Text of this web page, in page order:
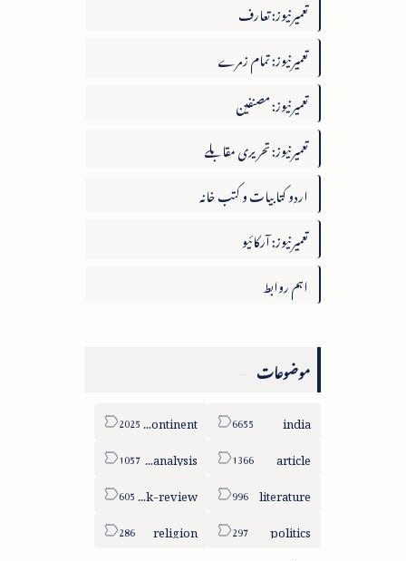
تعمیرنیوز: تعارف
تعمیرنیوز: تمام زمرے
تعمیرنیوز: مصنفین
تعمیرنیوز: تحریری مقابلے
اردو کتابیات و کتب خانہ
تعمیرنیوز: آرکائیو
اہم روابط
موضوعات
india
sub-continent
article
column-analysis
literature
book-review
politics
religion